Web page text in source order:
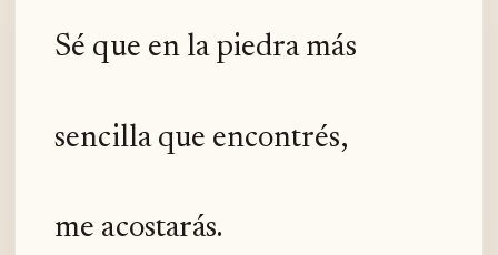
Sé que en la piedra más
sencilla que encontrés,
me acostarás.